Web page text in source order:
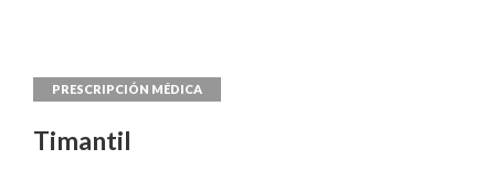
Timantil